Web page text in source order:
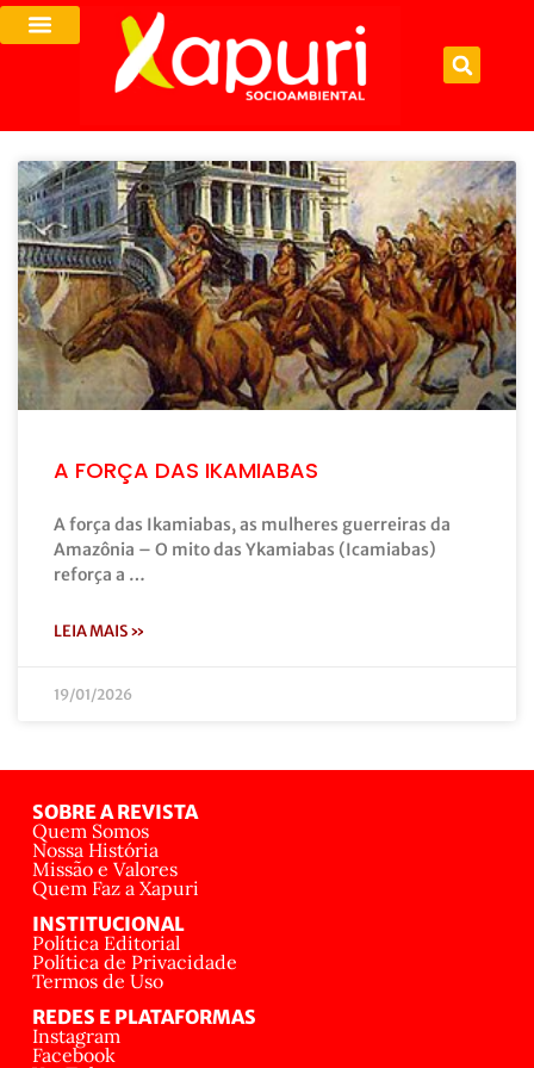
A FORÇA DAS IKAMIABAS
A força das Ikamiabas, as mulheres guerreiras da
Amazônia – O mito das Ykamiabas (Icamiabas)
reforça a …
LEIA MAIS »
19/01/2026
SOBRE A REVISTA
Quem Somos
Nossa História
Missão e Valores
Quem Faz a Xapuri
INSTITUCIONAL
Política Editorial
Política de Privacidade
Termos de Uso
REDES E PLATAFORMAS
Instagram
Facebook